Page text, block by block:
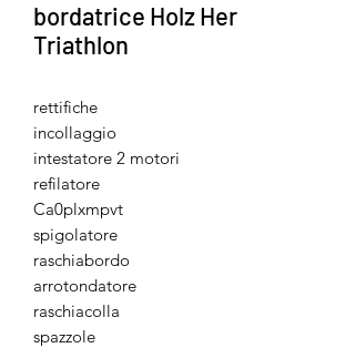
bordatrice Holz Her
Triathlon
rettifiche
incollaggio
intestatore 2 motori
refilatore
Ca0plxmpvt
spigolatore
raschiabordo
arrotondatore
raschiacolla
spazzole